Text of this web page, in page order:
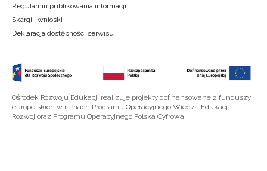
Regulamin publikowania informacji
Skargi i wnioski
Deklaracja dostępności serwisu
Ośrodek Rozwoju Edukacji realizuje projekty dofinansowane z funduszy
europejskich w ramach Programu Operacyjnego Wiedza Edukacja
Rozwój oraz Programu Operacyjnego Polska Cyfrowa